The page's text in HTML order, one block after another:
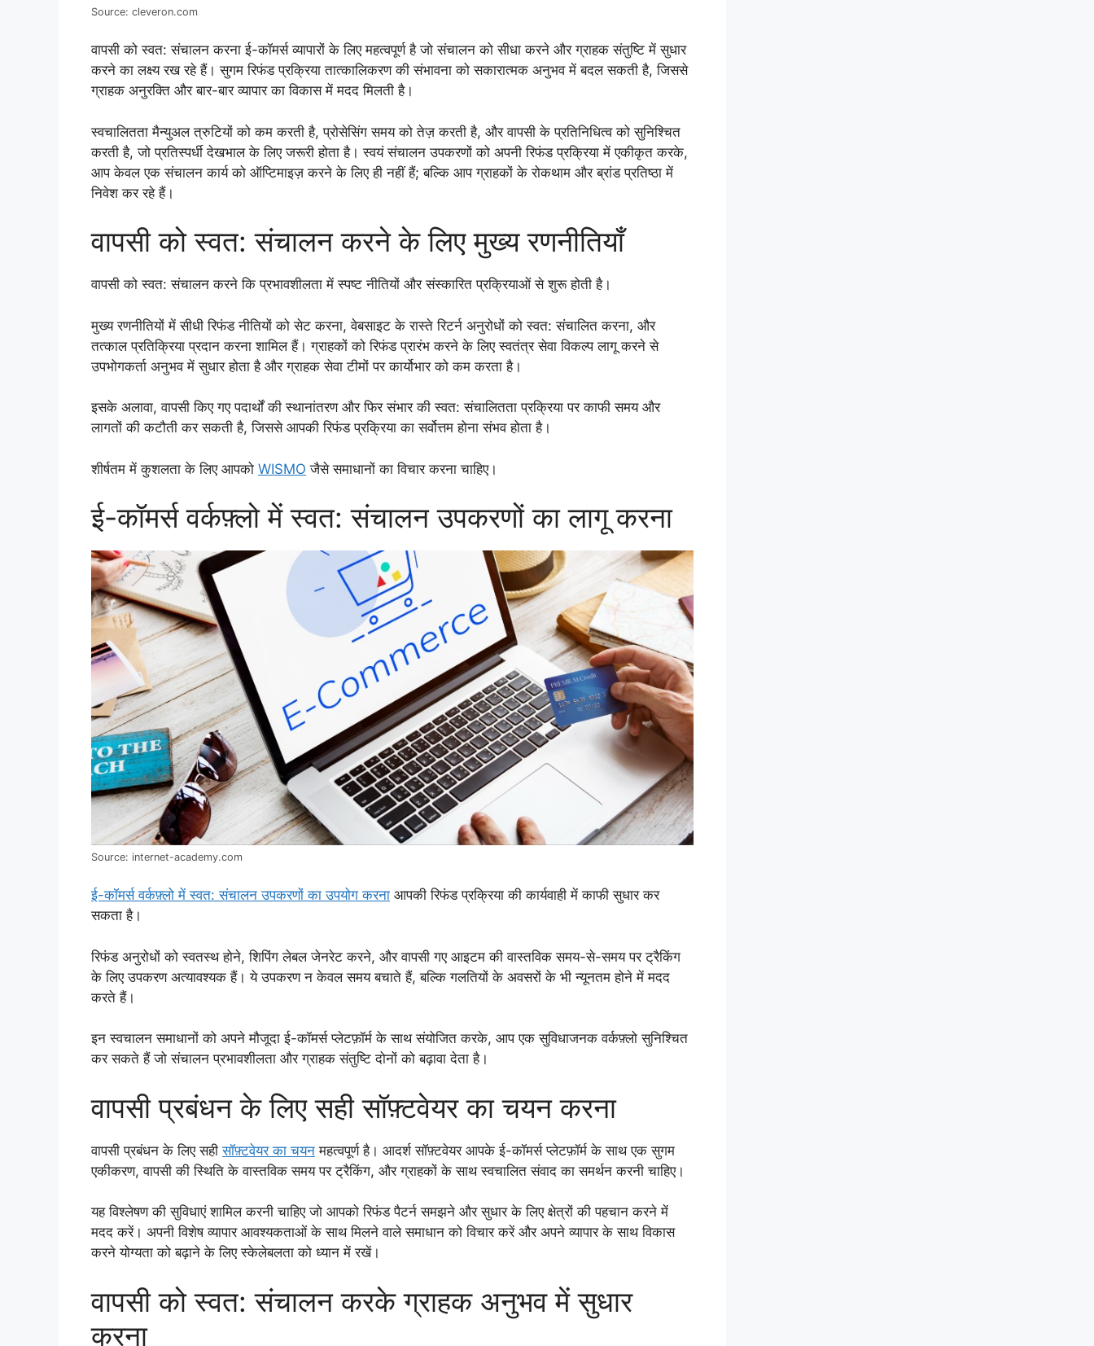
Source: cleveron.com
वापसी को स्वत: संचालन करना ई-कॉमर्स व्यापारों के लिए महत्वपूर्ण है जो संचालन को सीधा करने और ग्राहक संतुष्टि में सुधार
करने का लक्ष्य रख रहे हैं। सुगम रिफंड प्रक्रिया तात्कालिकरण की संभावना को सकारात्मक अनुभव में बदल सकती है, जिससे
ग्राहक अनुरक्ति और बार-बार व्यापार का विकास में मदद मिलती है।
स्वचालितता मैन्युअल त्रुटियों को कम करती है, प्रोसेसिंग समय को तेज़ करती है, और वापसी के प्रतिनिधित्व को सुनिश्चित
करती है, जो प्रतिस्पर्धी देखभाल के लिए जरूरी होता है। स्वयं संचालन उपकरणों को अपनी रिफंड प्रक्रिया में एकीकृत करके,
आप केवल एक संचालन कार्य को ऑप्टिमाइज़ करने के लिए ही नहीं हैं; बल्कि आप ग्राहकों के रोकथाम और ब्रांड प्रतिष्ठा में
निवेश कर रहे हैं।
वापसी को स्वत: संचालन करने के लिए मुख्य रणनीतियाँ
वापसी को स्वत: संचालन करने कि प्रभावशीलता में स्पष्ट नीतियों और संस्कारित प्रक्रियाओं से शुरू होती है।
मुख्य रणनीतियों में सीधी रिफंड नीतियों को सेट करना, वेबसाइट के रास्ते रिटर्न अनुरोधों को स्वत: संचालित करना, और
तत्काल प्रतिक्रिया प्रदान करना शामिल हैं। ग्राहकों को रिफंड प्रारंभ करने के लिए स्वतंत्र सेवा विकल्प लागू करने से
उपभोगकर्ता अनुभव में सुधार होता है और ग्राहक सेवा टीमों पर कार्योभार को कम करता है।
इसके अलावा, वापसी किए गए पदार्थों की स्थानांतरण और फिर संभार की स्वत: संचालितता प्रक्रिया पर काफी समय और
लागतों की कटौती कर सकती है, जिससे आपकी रिफंड प्रक्रिया का सर्वोत्तम होना संभव होता है।
शीर्षतम में कुशलता के लिए आपको WISMO जैसे समाधानों का विचार करना चाहिए।
ई-कॉमर्स वर्कफ़्लो में स्वत: संचालन उपकरणों का लागू करना
Source: internet-academy.com
ई-कॉमर्स वर्कफ़्लो में स्वत: संचालन उपकरणों का उपयोग करना आपकी रिफंड प्रक्रिया की कार्यवाही में काफी सुधार कर
सकता है।
रिफंड अनुरोधों को स्वतस्थ होने, शिपिंग लेबल जेनरेट करने, और वापसी गए आइटम की वास्तविक समय-से-समय पर ट्रैकिंग
के लिए उपकरण अत्यावश्यक हैं। ये उपकरण न केवल समय बचाते हैं, बल्कि गलतियों के अवसरों के भी न्यूनतम होने में मदद
करते हैं।
इन स्वचालन समाधानों को अपने मौजूदा ई-कॉमर्स प्लेटफ़ॉर्म के साथ संयोजित करके, आप एक सुविधाजनक वर्कफ़्लो सुनिश्चित
कर सकते हैं जो संचालन प्रभावशीलता और ग्राहक संतुष्टि दोनों को बढ़ावा देता है।
वापसी प्रबंधन के लिए सही सॉफ़्टवेयर का चयन करना
वापसी प्रबंधन के लिए सहीसॉफ़्टवेयर का चयन महत्वपूर्ण है। आदर्श सॉफ़्टवेयर आपके ई-कॉमर्स प्लेटफ़ॉर्म के साथ एक सुगम
एकीकरण, वापसी की स्थिति के वास्तविक समय पर ट्रैकिंग, और ग्राहकों के साथ स्वचालित संवाद का समर्थन करनी चाहिए।
यह विश्लेषण की सुविधाएं शामिल करनी चाहिए जो आपको रिफंड पैटर्न समझने और सुधार के लिए क्षेत्रों की पहचान करने में
मदद करें। अपनी विशेष व्यापार आवश्यकताओं के साथ मिलने वाले समाधान को विचार करें और अपने व्यापार के साथ विकास
करने योग्यता को बढ़ाने के लिए स्केलेबलता को ध्यान में रखें।
वापसी को स्वत: संचालन करके ग्राहक अनुभव में सुधार
करना